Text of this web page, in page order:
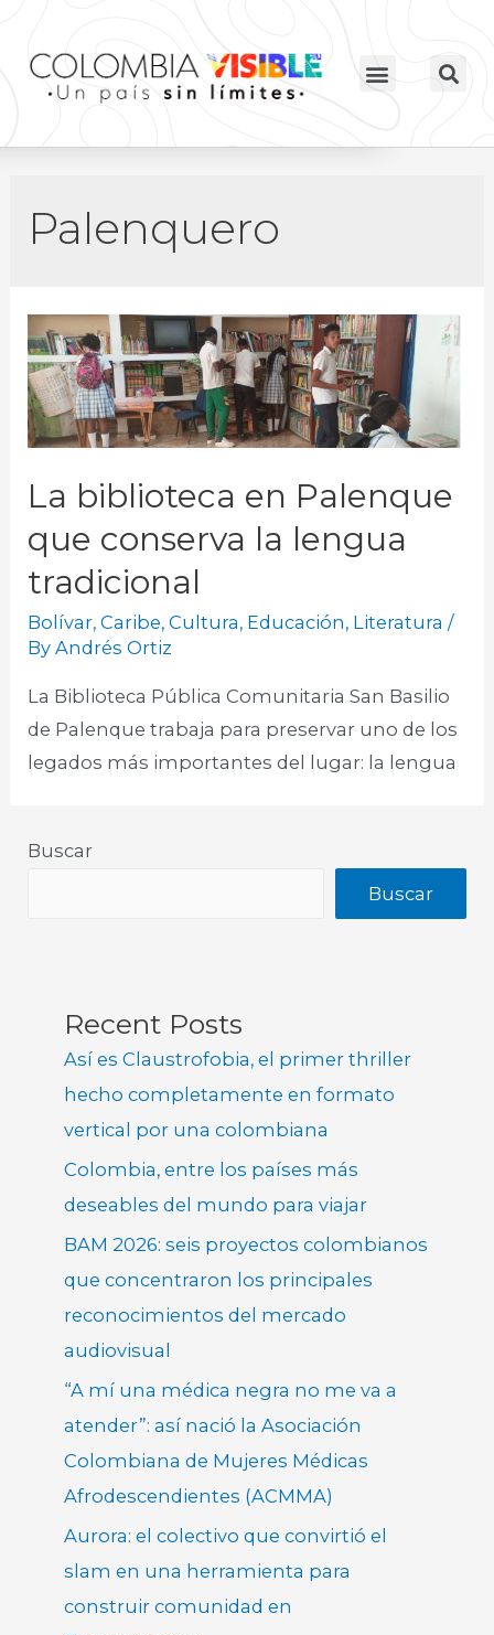
Palenquero
La biblioteca en Palenque
que conserva la lengua
tradicional
Bolívar,Caribe,Cultura, Educación, Literatura /
ByAndrés Ortiz
La Biblioteca Pública Comunitaria San Basilio
de Palenque trabaja para preservar uno de los
legados más importantes del lugar: la lengua​
Buscar
Buscar
Recent Posts
Así es Claustrofobia, el primer thriller
hecho completamente en formato
vertical por una colombiana
Colombia, entre los países más
deseables del mundo para viajar
BAM 2026: seis proyectos colombianos
que concentraron los principales
reconocimientos del mercado
audiovisual
“A mí una médica negra no me va a
atender”: así nació la Asociación
Colombiana de Mujeres Médicas
Afrodescendientes (ACMMA)
Aurora: el colectivo que convirtió el
slam en una herramienta para
construir comunidad en